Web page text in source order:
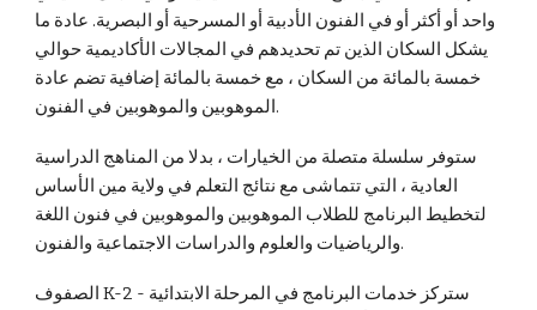
واحد أو أكثر أو في الفنون الأدبية أو المسرحية أو البصرية. عادة ما
يشكل السكان الذين تم تحديدهم في المجالات الأكاديمية حوالي
خمسة بالمائة من السكان ، مع خمسة بالمائة إضافية تضم عادة
الموهوبين والموهوبين في الفنون.
ستوفر سلسلة متصلة من الخيارات ، بدلا من المناهج الدراسية
العادية ، التي تتماشى مع نتائج التعلم في ولاية مين الأساس
لتخطيط البرنامج للطلاب الموهوبين والموهوبين في فنون اللغة
والرياضيات والعلوم والدراسات الاجتماعية والفنون.
الصفوف K-2 - ستركز خدمات البرنامج في المرحلة الابتدائية